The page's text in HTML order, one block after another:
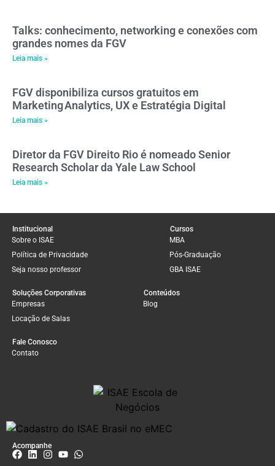
Talks: conhecimento, networking e conexões com
grandes nomes da FGV
Leia mais »
FGV disponibiliza cursos gratuitos em
Marketing Analytics, UX e Estratégia Digital
Leia mais »
Diretor da FGV Direito Rio é nomeado Senior
Research Scholar da Yale Law School
Leia mais »
Institucional
Sobre o ISAE
Política de Privacidade
Seja nosso professor
Cursos
MBA
Pós-Graduação
GBA ISAE
Soluções Corporativas
Empresas
Locação de Salas
Conteúdos
Blog
Fale Conosco
Contato
Acompanhe